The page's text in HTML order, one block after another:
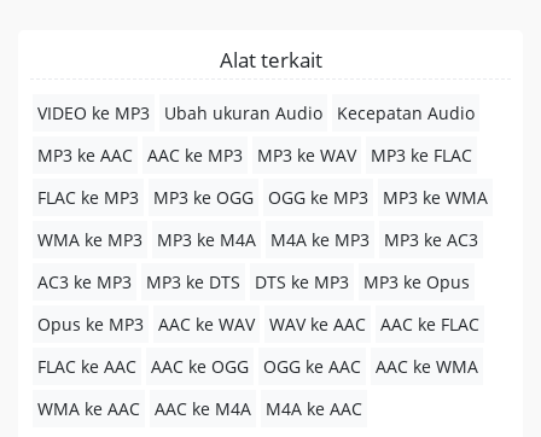
Alat terkait
VIDEO ke MP3 Ubah ukuran Audio
Kecepatan Audio
MP3 ke AAC
AAC ke MP3 MP3 ke WAV
MP3 ke FLAC
FLAC ke MP3
MP3 ke OGG OGG ke MP3
MP3 ke WMA
WMA ke MP3
MP3 ke M4A M4A ke MP3
MP3 ke AC3
AC3 ke MP3
MP3 ke DTS DTS ke MP3
MP3 ke Opus
Opus ke MP3
AAC ke WAV WAV ke AAC
AAC ke FLAC
FLAC ke AAC
AAC ke OGG OGG ke AAC
AAC ke WMA
WMA ke AAC
AAC ke M4A M4A ke AAC